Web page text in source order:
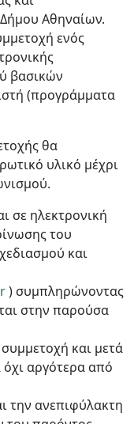
Αθηναίων.
ενός
βασικών
(προγράμματα
θα
υλικό μέχρι
σε ηλεκτρονική
του
και
) συμπληρώνοντας
στην παρούσα
και μετά
αργότερα από
την ανεπιφύλακτη